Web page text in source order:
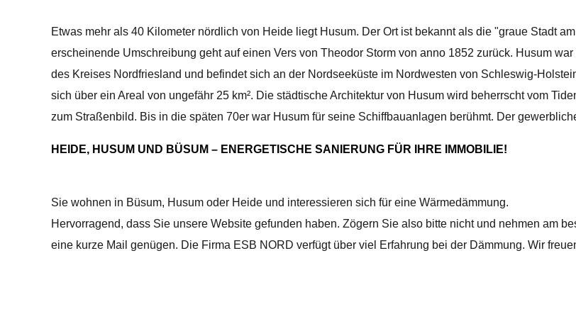
Etwas mehr als 40 Kilometer nördlich von Heide liegt Husum. Der Ort ist bekannt als die "graue Stadt
erscheinende Umschreibung geht auf einen Vers von Theodor Storm von anno 1852 zurück. Husum
des Kreises Nordfriesland und befindet sich an der Nordseeküste im Nordwesten von Schleswig-
sich über ein Areal von ungefähr 25 km². Die städtische Architektur von Husum wird beherrscht vom
zum Straßenbild. Bis in die späten 70er war Husum für seine Schiffbauanlagen berühmt. Der
HEIDE, HUSUM UND BÜSUM – ENERGETISCHE SANIERUNG FÜR IHRE IMMOBILIE!
Sie wohnen in Büsum, Husum oder Heide und interessieren sich für eine Wärmedämmung.
Hervorragend, dass Sie unsere Website gefunden haben. Zögern Sie also bitte nicht und nehmen am
eine kurze Mail genügen. Die Firma ESB NORD verfügt über viel Erfahrung bei der Dämmung. Wir